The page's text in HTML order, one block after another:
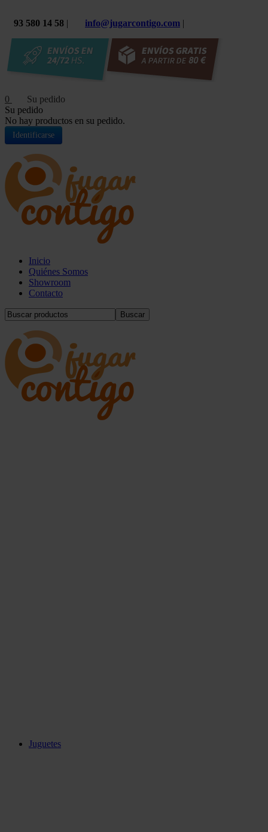
93 580 14 58 | info@jugarcontigo.com |
0
Su pedido
No hay productos en su pedido.
Identificarse
Inicio
Quiénes Somos
Showroom
Contacto
Buscar
Juguetes